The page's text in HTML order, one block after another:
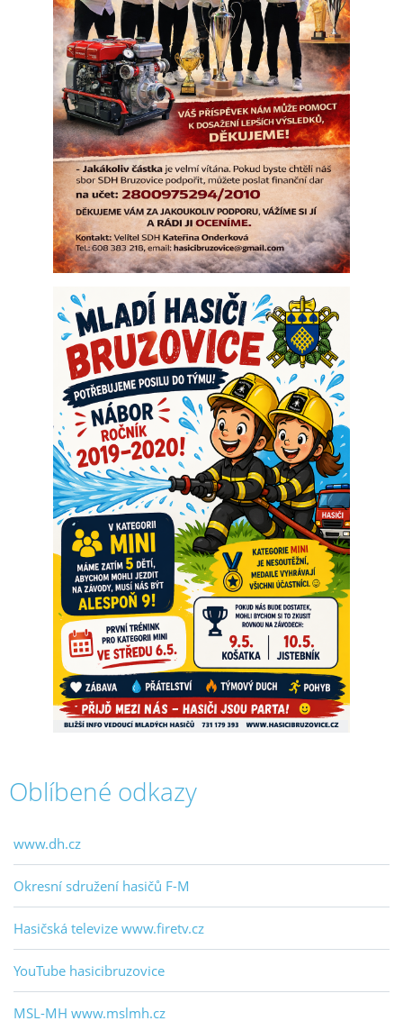
Oblíbené odkazy
www.dh.cz
Okresní sdružení hasičů F-M
Hasičská televize www.firetv.cz
YouTube hasicibruzovice
MSL-MH www.mslmh.cz